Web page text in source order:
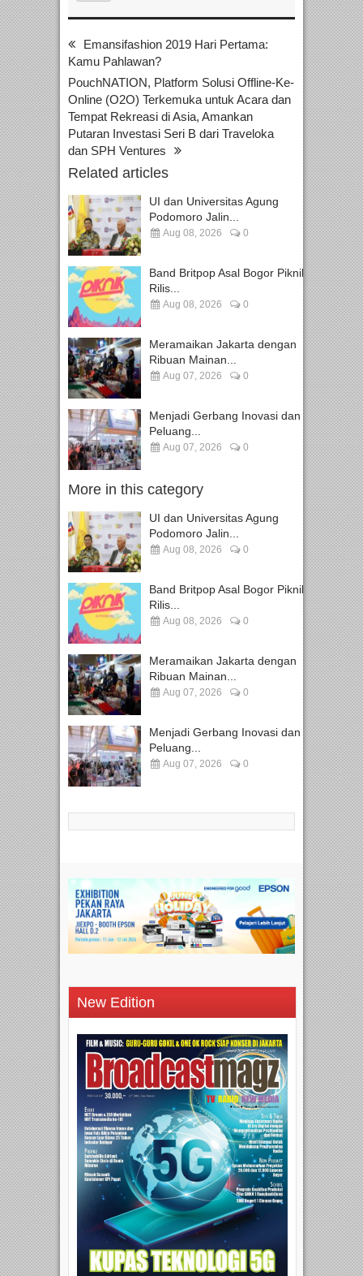
Emansifashion 2019 Hari Pertama:
Kamu Pahlawan?
PouchNATION, Platform Solusi Offline-Ke-
Online (O2O) Terkemuka untuk Acara dan
Tempat Rekreasi di Asia, Amankan
Putaran Investasi Seri B dari Traveloka
dan SPH Ventures
Related articles
UI dan Universitas Agung
Podomoro Jalin...
Aug 08, 2026 0
Band Britpop Asal Bogor Piknik
Rilis...
Aug 08, 2026 0
Meramaikan Jakarta dengan
Ribuan Mainan...
Aug 07, 2026 0
Menjadi Gerbang Inovasi dan
Peluang...
Aug 07, 2026 0
More in this category
UI dan Universitas Agung
Podomoro Jalin...
Aug 08, 2026 0
Band Britpop Asal Bogor Piknik
Rilis...
Aug 08, 2026 0
Meramaikan Jakarta dengan
Ribuan Mainan...
Aug 07, 2026 0
Menjadi Gerbang Inovasi dan
Peluang...
Aug 07, 2026 0
New Edition